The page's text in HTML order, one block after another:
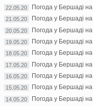
22.05.20 Погода у Бершаді
21.05.20 Погода у Бершаді
20.05.20 Погода у Бершаді
19.05.20 Погода у Бершаді
18.05.20 Погода у Бершаді
17.05.20 Погода у Бершаді
16.05.20 Погода у Бершаді
15.05.20 Погода у Бершаді
14.05.20 Погода у Бершаді